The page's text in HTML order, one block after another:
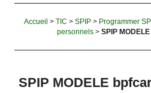
Accueil > TIC > SPIP> Programmer
personnels> SPIP
SPIP MODELE